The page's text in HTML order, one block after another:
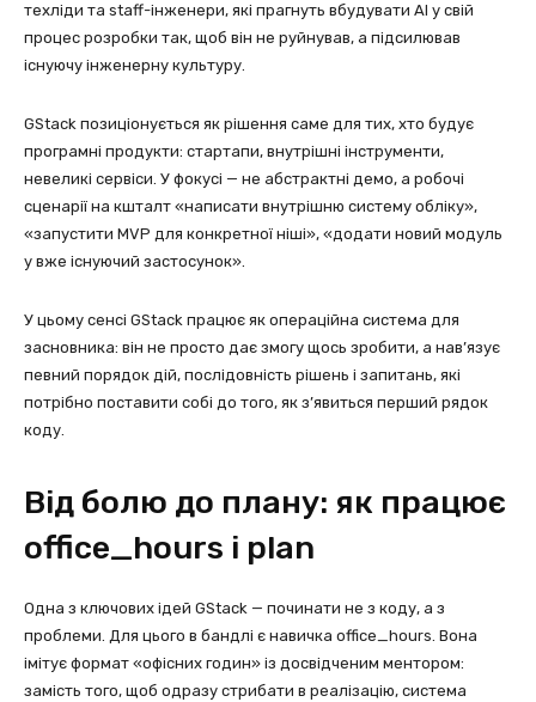
техліди та staff-інженери, які прагнуть вбудувати AI у свій
процес розробки так, щоб він не руйнував, а підсилював
існуючу інженерну культуру.
GStack позиціонується як рішення саме для тих, хто будує
програмні продукти: стартапи, внутрішні інструменти,
невеликі сервіси. У фокусі — не абстрактні демо, а робочі
сценарії на кшталт «написати внутрішню систему обліку»,
«запустити MVP для конкретної ніші», «додати новий модуль
у вже існуючий застосунок».
У цьому сенсі GStack працює як операційна система для
засновника: він не просто дає змогу щось зробити, а нав’язує
певний порядок дій, послідовність рішень і запитань, які
потрібно поставити собі до того, як з’явиться перший рядок
коду.
Від болю до плану: як працює
office_hours і plan
Одна з ключових ідей GStack — починати не з коду, а з
проблеми. Для цього в бандлі є навичка office_hours. Вона
імітує формат «офісних годин» із досвідченим ментором:
замість того, щоб одразу стрибати в реалізацію, система